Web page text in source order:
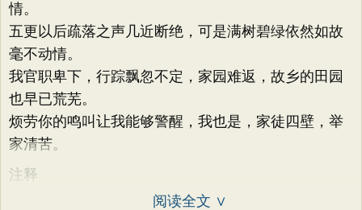
情。
五更以后疏落之声几近断绝，可是满树碧绿依然如故
毫不动情。
我官职卑下，行踪飘忽不定，家园难返，故乡的田园
也早已荒芜。
烦劳你的鸣叫让我能够警醒，我也是，家徒四壁，举
家清苦。
注释
阅读全文 ∨